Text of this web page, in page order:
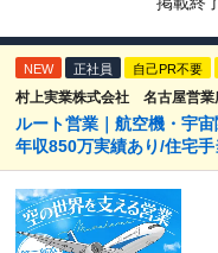
NEW 正社員 自己PR不要
村上実業株式会社 名古屋営業
ルート営業｜航空機・宇
年収850万実績あり/住宅